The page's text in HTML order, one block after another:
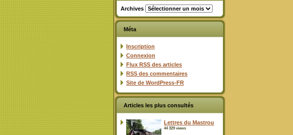
Archives
Méta
Inscription
Connexion
Flux RSS des articles
RSS des commentaires
Site de WordPress-FR
Articles les plus consultés
Lettres du Mastrou
44 329 views